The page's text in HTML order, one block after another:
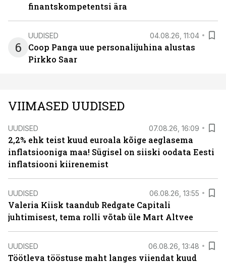
finantskompetentsi ära
6
UUDISED 04.08.26, 11:04
Coop Panga uue personalijuhina alustas
Pirkko Saar
VIIMASED UUDISED
UUDISED 07.08.26, 16:09
2,2% ehk teist kuud euroala kõige aeglasema
inflatsiooniga maa! Sügisel on siiski oodata Eesti
inflatsiooni kiirenemist
UUDISED 06.08.26, 13:55
Valeria Kiisk taandub Redgate Capitali
juhtimisest, tema rolli võtab üle Mart Altvee
UUDISED 06.08.26, 13:48
Töötleva tööstuse maht langes viiendat kuud